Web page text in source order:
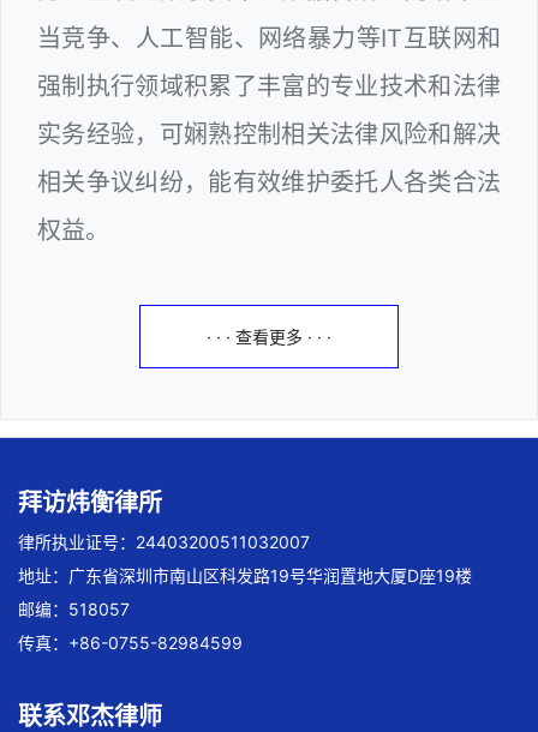
当竞争、人工智能、网络暴力等IT互联网和
强制执行领域积累了丰富的专业技术和法律
实务经验，可娴熟控制相关法律风险和解决
相关争议纠纷，能有效维护委托人各类合法
权益。
· · · 查看更多 · · ·
拜访炜衡律所
律所执业证号：24403200511032007
地址：广东省深圳市南山区科发路19号华润置地大厦D座19楼
邮编：518057
传真：+86-0755-82984599
联系邓杰律师